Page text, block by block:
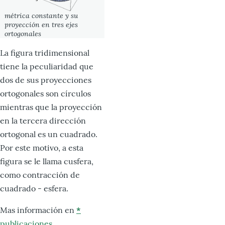
métrica constante y su
proyección en tres ejes
ortogonales
La figura tridimensional
tiene la peculiaridad que
dos de sus proyecciones
ortogonales son círculos
mientras que la proyección
en la tercera dirección
ortogonal es un cuadrado.
Por este motivo, a esta
figura se le llama cusfera,
como contracción de
cuadrado - esfera.
Mas información en *